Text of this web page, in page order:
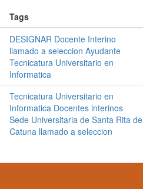
Tags
DESIGNAR Docente Interino
llamado a seleccion Ayudante
Tecnicatura Universitario en
Informatica
Tecnicatura Universitario en
Informatica Docentes interinos
Sede Universitaria de Santa Rita de
Catuna llamado a seleccion